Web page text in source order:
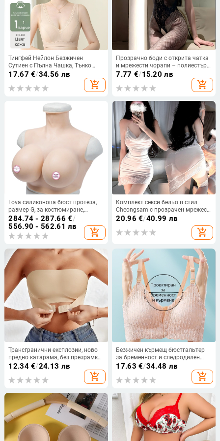
Тингфей Нейлон Безжичен
Сутиен с Пълна Чашка, Тънко
Формована Чашка, Памучна
Фиксирани Двойни Презрамки
17.67 €/34.56 лв
add_shopping_cart
Прозрачно боди с открита чатка
и мрежести чорапи – полиестър,
бельо за игра на роли
7.77 €/15.20 лв
add_shopping_cart
Lova силиконова бюст протеза,
размер G, за костюмиране,
телесен цвят
284.74 - 287.66 €/
556.90 - 562.61 лв
add_shopping_cart
Комплект секси бельо в стил
Cheongsam с прозрачен мрежест
плат, полиестер, съдържание на
полиестер 90–95%, произход
Ляньюнганг
20.96 €/40.99 лв
add_shopping_cart
Трансгранични експлозии, ново
предно катарама, без презрамки,
неплъзгащо се, безшевно,
дишащо, невидимо бельо плюс
стикери за гърди, силно анти-
12.34€/24.13 лв
add_shopping_cart
Безжичен кърмещ бюстгальтер
за бременност и следродилен
период, с двойно закопчаване на
гърба, тънки формовани чашки,
подплата от найлон
17.63 €/34.48 лв
add_shopping_cart